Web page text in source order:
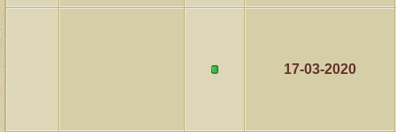
17-03-2020